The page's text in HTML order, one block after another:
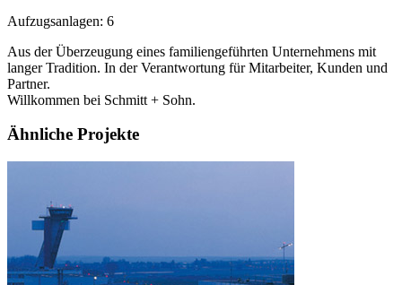
Aufzugsanlagen: 6
Aus der Überzeugung eines familiengeführten Unternehmens mit
langer Tradition. In der Verantwortung für Mitarbeiter, Kunden und
Partner.
Willkommen bei Schmitt + Sohn.
Ähnliche Projekte